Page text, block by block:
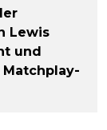
Lewis
und